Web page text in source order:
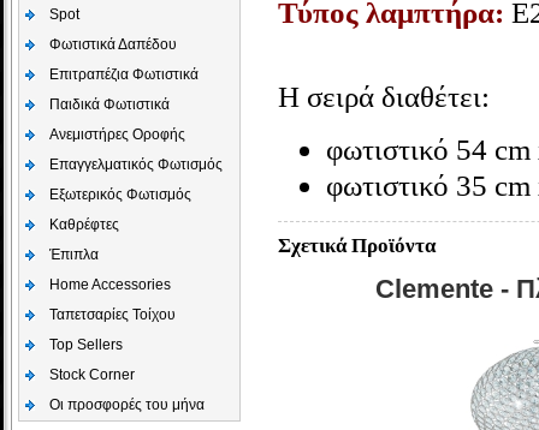
Spot
Φωτιστικά Δαπέδου
Επιτραπέζια Φωτιστικά
Παιδικά Φωτιστικά
Aνεμιστήρες Οροφής
Επαγγελματικός Φωτισμός
Εξωτερικός Φωτισμός
Καθρέφτες
Έπιπλα
Home Accessories
Ταπετσαρίες Τοίχου
Top Sellers
Stock Corner
Οι προσφορές του μήνα
Τύπος λαμπτήρα:
Η σειρά διαθέτει:
φωτιστικό 54
φωτιστικό 35
Σχετικά Προϊόντα
Clemente -